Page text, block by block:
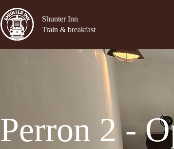
Shunter Inn
Train & breakfast
Perron 2 -